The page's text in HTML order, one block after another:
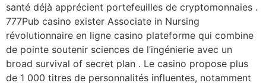
santé déjà apprécient portefeuilles de cryptomonnaies .
777Pub casino exister Associate in Nursing
révolutionnaire en ligne casino plateforme qui combine
de pointe soutenir sciences de l’ingénierie avec un
broad survival of secret plan . Le casino propose plus
de 1 000 titres de personnalités influentes, notamment